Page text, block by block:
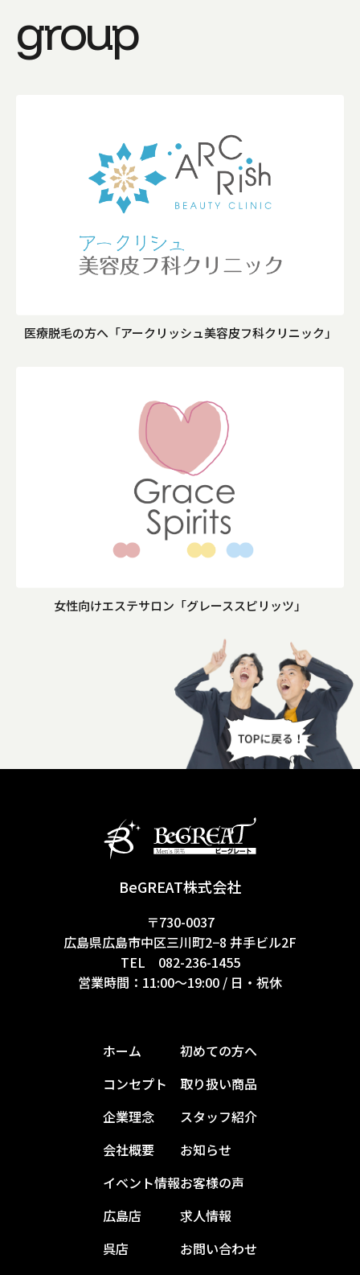
group
医療脱毛の方へ「アークリッシュ美容皮フ科クリニック」
女性向けエステサロン「グレーススピリッツ」
BeGREAT株式会社
〒730-0037
広島県広島市中区三川町2−8 井手ビル2F
TEL 082-236-1455
営業時間：11:00〜19:00 / 日・祝休
ホーム
コンセプト
企業理念
会社概要
イベント情報
広島店
呉店
初めての方へ
取り扱い商品
スタッフ紹介
お知らせ
お客様の声
求人情報
お問い合わせ